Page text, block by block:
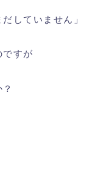
していません」
ですが